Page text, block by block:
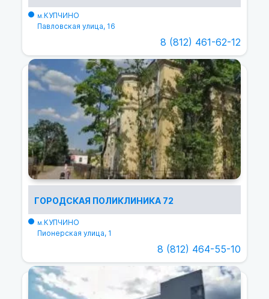
м.КУПЧИНО
Павловская улица, 16
8 (812) 461-62-12
ГОРОДСКАЯ ПОЛИКЛИНИКА 72
м.КУПЧИНО
Пионерская улица, 1
8 (812) 464-55-10